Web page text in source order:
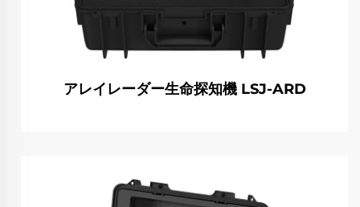
アレイレーダー生命探知機 LSJ-ARD